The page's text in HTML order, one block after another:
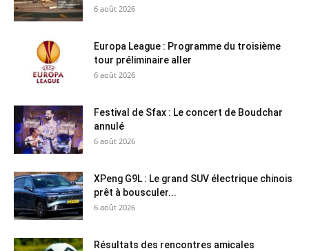
6 août 2026
Europa League : Programme du troisième
tour préliminaire aller
6 août 2026
Festival de Sfax : Le concert de Boudchar
annulé
6 août 2026
XPeng G9L : Le grand SUV électrique chinois
prêt à bousculer...
6 août 2026
Résultats des rencontres amicales